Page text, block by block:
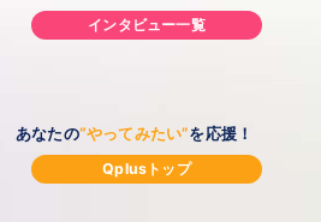
インタビュー一覧
あなたの“やってみたい”を応援！
Qplusトップ